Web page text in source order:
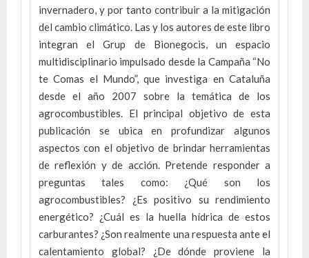
invernadero, y por tanto contribuir a la mitigación
del cambio climático. Las y los autores de este libro
integran el Grup de Bionegocis, un espacio
multidisciplinario impulsado desde la Campaña “No
te Comas el Mundo”, que investiga en Cataluña
desde el año 2007 sobre la temática de los
agrocombustibles. El principal objetivo de esta
publicación se ubica en profundizar algunos
aspectos con el objetivo de brindar herramientas
de reflexión y de acción. Pretende responder a
preguntas tales como: ¿Qué son los
agrocombustibles? ¿Es positivo su rendimiento
energético? ¿Cuál es la huella hídrica de estos
carburantes? ¿Son realmente una respuesta ante el
calentamiento global? ¿De dónde proviene la